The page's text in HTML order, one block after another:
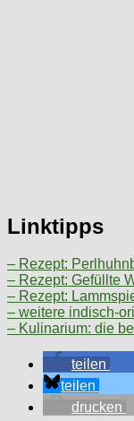
Linktipps
– Rezept:
– Rezept: Gefüllte
– Rezept:
– weitere indisch-
– Kulinarium: die
teilen
teilen
drucken